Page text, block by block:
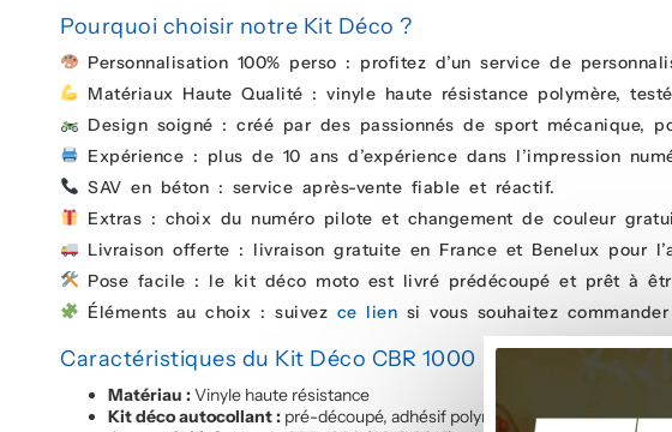
Pourquoi choisir notre Kit Déco ?
Personnalisation 100% perso : profitez d’un service de
Matériaux Haute Qualité : vinyle haute résistance polymère,
Design soigné : créé par des passionnés de sport mécanique,
Expérience : plus de 10 ans d’expérience dans l’impression
SAV en béton : service après-vente fiable et réactif.
Extras : choix du numéro pilote et changement de couleur
Livraison offerte : livraison gratuite en France et Benelux pour
Pose facile : le kit déco moto est livré prédécoupé et prêt à
Éléments au choix : suivez ce lien si vous souhaitez
Caractéristiques du Kit Déco CBR 1000
Matériau :Vinyle haute résistance
Kit déco autocollant : pré-découpé, adhésif polymère, colle calandrée